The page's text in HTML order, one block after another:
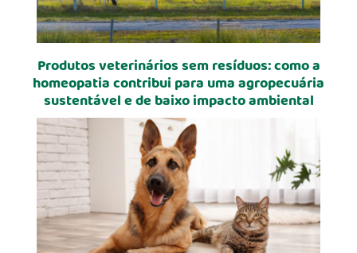
Produtos veterinários sem resíduos: como a
homeopatia contribui para uma agropecuária
sustentável e de baixo impacto ambiental